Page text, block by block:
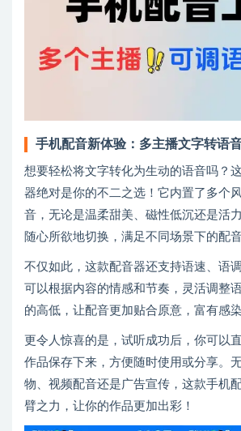
手机配音新体验：多主播文字转语
想要轻松将文字转化为生动的语音吗？
器绝对是你的不二之选！它内置了多个
音，无论是温柔甜美、磁性低沉还是活
随心所欲地切换，满足不同场景下的配音
不仅如此，这款配音器还支持语速、语
可以根据内容的情感和节奏，灵活调整
的高低，让配音更加贴合原意，富有感染
更令人惊喜的是，试听成功后，你可以
作品保存下来，方便随时使用或分享。
物、视频配音还是广告宣传，这款手机
臂之力，让你的作品更加出彩！